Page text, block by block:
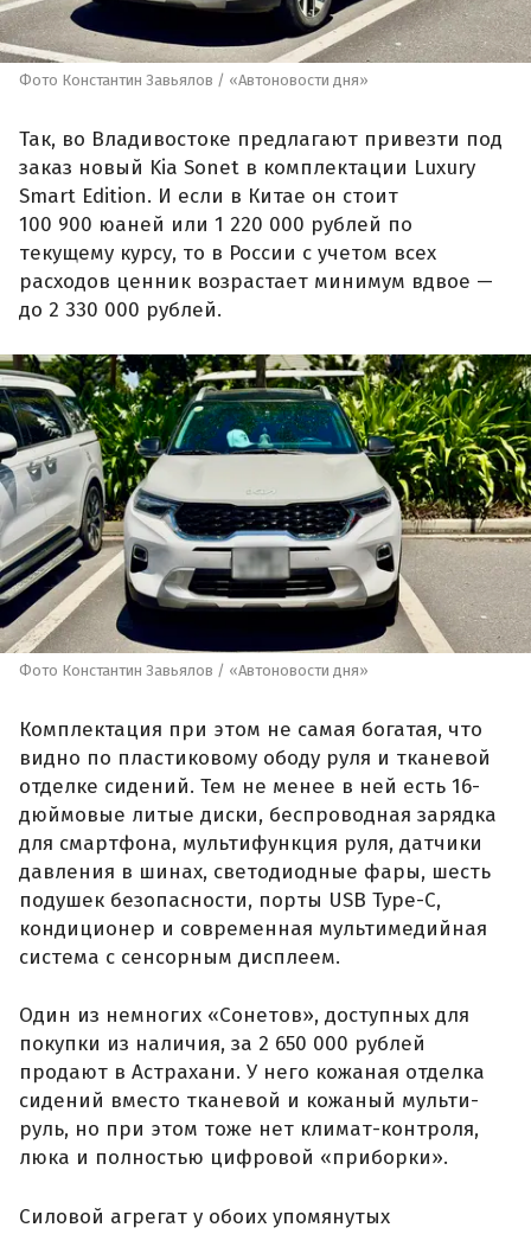
Фото Константин Завьялов / «Автоновости дня»
Так, во Владивостоке предлагают привезти под
заказ новый Kia Sonet в комплектации Luxury
Smart Edition. И если в Китае он стоит
100 900 юаней или 1 220 000 рублей по
текущему курсу, то в России с учетом всех
расходов ценник возрастает минимум вдвое —
до 2 330 000 рублей.
Фото Константин Завьялов / «Автоновости дня»
Комплектация при этом не самая богатая, что
видно по пластиковому ободу руля и тканевой
отделке сидений. Тем не менее в ней есть 16-
дюймовые литые диски, беспроводная зарядка
для смартфона, мультифункция руля, датчики
давления в шинах, светодиодные фары, шесть
подушек безопасности, порты USB Type-C,
кондиционер и современная мультимедийная
система с сенсорным дисплеем.
Один из немногих «Сонетов», доступных для
покупки из наличия, за 2 650 000 рублей
продают в Астрахани. У него кожаная отделка
сидений вместо тканевой и кожаный мульти-
руль, но при этом тоже нет климат-контроля,
люка и полностью цифровой «приборки».
Силовой агрегат у обоих упомянутых